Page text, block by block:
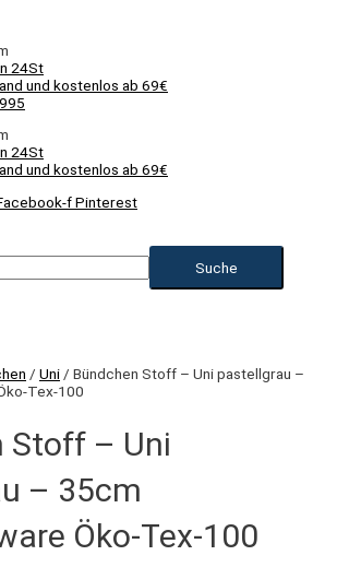
24St
und kostenlos ab 69€
24St
und kostenlos ab 69€
fPinterest
/ Uni / Bündchen Stoff – Uni pastellgrau –
Tex-100
Stoff – Uni
– 35cm
Öko-Tex-100